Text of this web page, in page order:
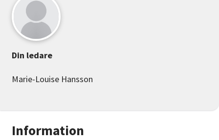
Information
Din ledare
Marie-Louise Hansson